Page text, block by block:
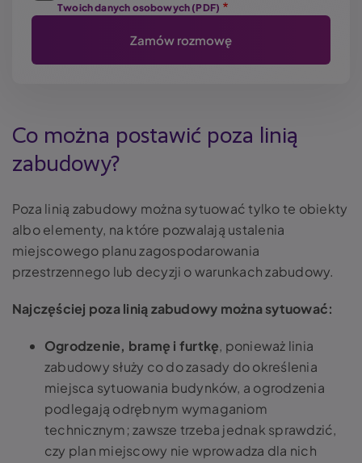
Twoich danych osobowych (PDF)
Co można postawić poza linią
zabudowy?
Poza linią zabudowy można sytuować tylko te obiekty
albo elementy, na które pozwalają ustalenia
miejscowego planu zagospodarowania
przestrzennego lub decyzji o warunkach zabudowy.
Najczęściej poza linią zabudowy można sytuować:
Ogrodzenie, bramę i furtkę, ponieważ linia
zabudowy służy co do zasady do określenia
miejsca sytuowania budynków, a ogrodzenia
podlegają odrębnym wymaganiom
technicznym; zawsze trzeba jednak sprawdzić,
czy plan miejscowy nie wprowadza dla nich